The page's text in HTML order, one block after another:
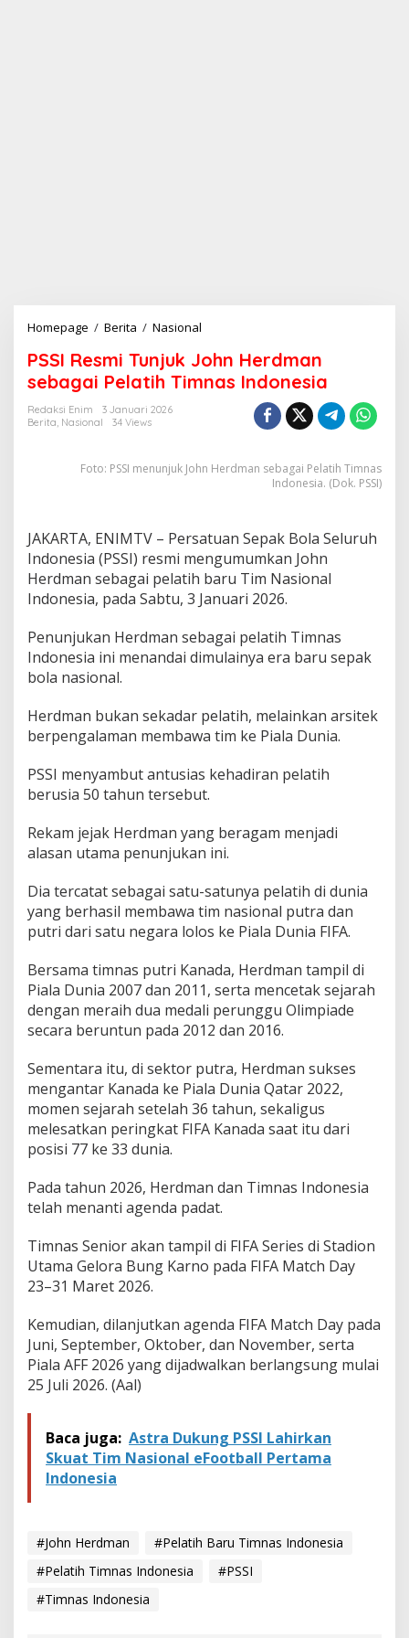
Homepage / Berita / Nasional
S
I
R
T
u
k
h
H
e
a
n
e
b
a
a
i
e
a
t
h
T
i
m
n
s
I
n
d
o
s
i
a
PSSI Resmi Tunjuk John Herdman
sebagai Pelatih Timnas Indonesia
Redaksi Enim
3 Januari 2026
Berita, Nasional 34 Views
Foto: PSSI menunjuk John Herdman sebagai Pelatih Timnas
Indonesia. (Dok. PSSI)
JAKARTA, ENIMTV – Persatuan Sepak Bola Seluruh
Indonesia (PSSI) resmi mengumumkan John
Herdman sebagai pelatih baru Tim Nasional
Indonesia, pada Sabtu, 3 Januari 2026.
Penunjukan Herdman sebagai pelatih Timnas
Indonesia ini menandai dimulainya era baru sepak
bola nasional.
Herdman bukan sekadar pelatih, melainkan arsitek
berpengalaman membawa tim ke Piala Dunia.
PSSI menyambut antusias kehadiran pelatih
berusia 50 tahun tersebut.
Rekam jejak Herdman yang beragam menjadi
alasan utama penunjukan ini.
Dia tercatat sebagai satu-satunya pelatih di dunia
yang berhasil membawa tim nasional putra dan
putri dari satu negara lolos ke Piala Dunia FIFA.
Bersama timnas putri Kanada, Herdman tampil di
Piala Dunia 2007 dan 2011, serta mencetak sejarah
dengan meraih dua medali perunggu Olimpiade
secara beruntun pada 2012 dan 2016.
Sementara itu, di sektor putra, Herdman sukses
mengantar Kanada ke Piala Dunia Qatar 2022,
momen sejarah setelah 36 tahun, sekaligus
melesatkan peringkat FIFA Kanada saat itu dari
posisi 77 ke 33 dunia.
Pada tahun 2026, Herdman dan Timnas Indonesia
telah menanti agenda padat.
Timnas Senior akan tampil di FIFA Series di Stadion
Utama Gelora Bung Karno pada FIFA Match Day
23–31 Maret 2026.
Kemudian, dilanjutkan agenda FIFA Match Day pada
Juni, September, Oktober, dan November, serta
Piala AFF 2026 yang dijadwalkan berlangsung mulai
25 Juli 2026. (Aal)
Baca juga: Astra Dukung PSSI Lahirkan
Skuat Tim Nasional eFootball Pertama
Indonesia
#John Herdman
#Pelatih Baru Timnas Indonesia
#Pelatih Timnas Indonesia
#PSSI
#Timnas Indonesia